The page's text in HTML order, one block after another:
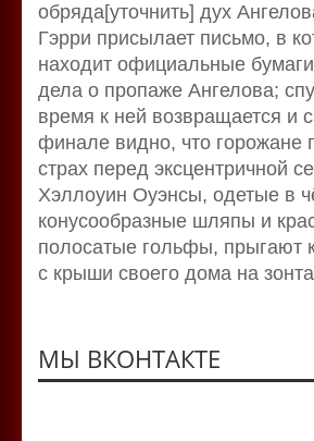
обряда[уточнить] дух
Гэрри присылает письмо, в
находит официальные
дела о пропаже Ангелова;
время к ней возвращается и
финале видно, что горожане
страх перед эксцентричной
Хэллоуин Оуэнсы, одетые в
конусообразные шляпы и
полосатые гольфы, прыгают
с крыши своего дома на
МЫ ВКОНТАКТЕ